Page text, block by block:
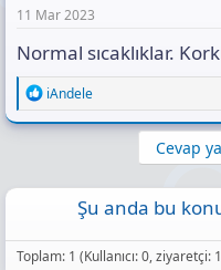
11 Mar 2023
Normal sıcaklıklar.
R
e
a
:
iAndele
Cevap
Şu anda bu
Toplam: 1 (Kullanıcı: 0, ziyaretçi: